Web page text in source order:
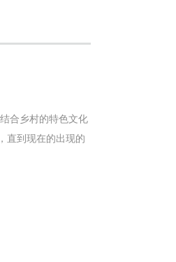
合乡村的特色文化
直到现在的出现的